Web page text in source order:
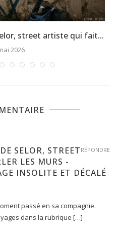
street artiste qui fait...
2026
SELOR, STREET
LES MURS -
INSOLITE ET DÉCALÉ
passé en sa compagnie.
dans la rubrique […]
RÉPONDRE